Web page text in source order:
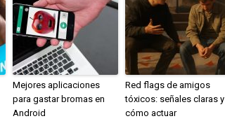
Mejores aplicaciones
para gastar bromas en
Android
Red flags de amigos
tóxicos: señales claras y
cómo actuar